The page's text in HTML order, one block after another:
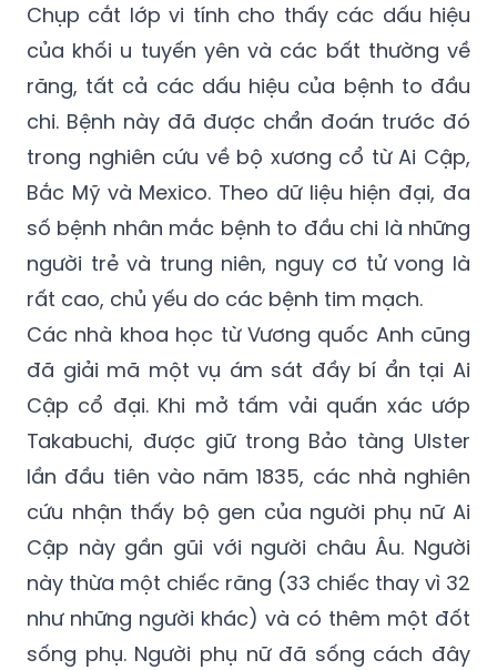
Chụp cắt lớp vi tính cho thấy các dấu hiệu
của khối u tuyến yên và các bất thường về
răng, tất cả các dấu hiệu của bệnh to đầu
chi. Bệnh này đã được chẩn đoán trước đó
trong nghiên cứu về bộ xương cổ từ Ai Cập,
Bắc Mỹ và Mexico. Theo dữ liệu hiện đại, đa
số bệnh nhân mắc bệnh to đầu chi là những
người trẻ và trung niên, nguy cơ tử vong là
rất cao, chủ yếu do các bệnh tim mạch.
Các nhà khoa học từ Vương quốc Anh cũng
đã giải mã một vụ ám sát đầy bí ẩn tại Ai
Cập cổ đại. Khi mở tấm vải quấn xác ướp
Takabuchi, được giữ trong Bảo tàng Ulster
lần đầu tiên vào năm 1835, các nhà nghiên
cứu nhận thấy bộ gen của người phụ nữ Ai
Cập này gần gũi với người châu Âu. Người
này thừa một chiếc răng (33 chiếc thay vì 32
như những người khác) và có thêm một đốt
sống phụ. Người phụ nữ đã sống cách đây